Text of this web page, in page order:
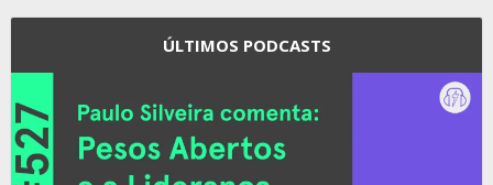
ÚLTIMOS PODCASTS